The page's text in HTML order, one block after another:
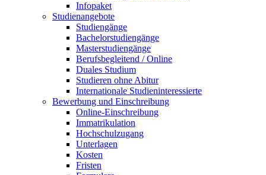
Infopaket
Studienangebote
Studiengänge
Bachelorstudiengänge
Masterstudiengänge
Berufsbegleitend / Online
Duales Studium
Studieren ohne Abitur
Internationale Studieninteressierte
Bewerbung und Einschreibung
Online-Einschreibung
Immatrikulation
Hochschulzugang
Unterlagen
Kosten
Fristen